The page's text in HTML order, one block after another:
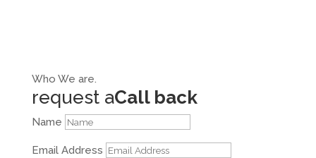
Who We are.
request aCall back
Name
Email Address